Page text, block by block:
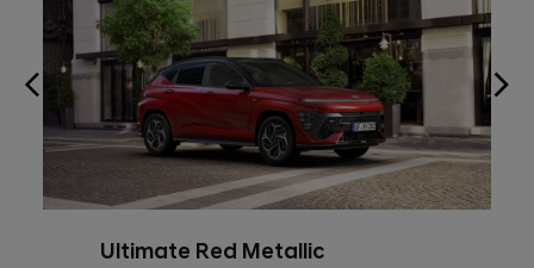
Ultimate Red Metallic